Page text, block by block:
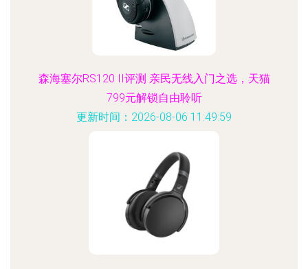
森海塞尔RS120 II评测 亲民无线入门之选，天猫
799元解锁自由聆听
更新时间：2026-08-06 11:49:59